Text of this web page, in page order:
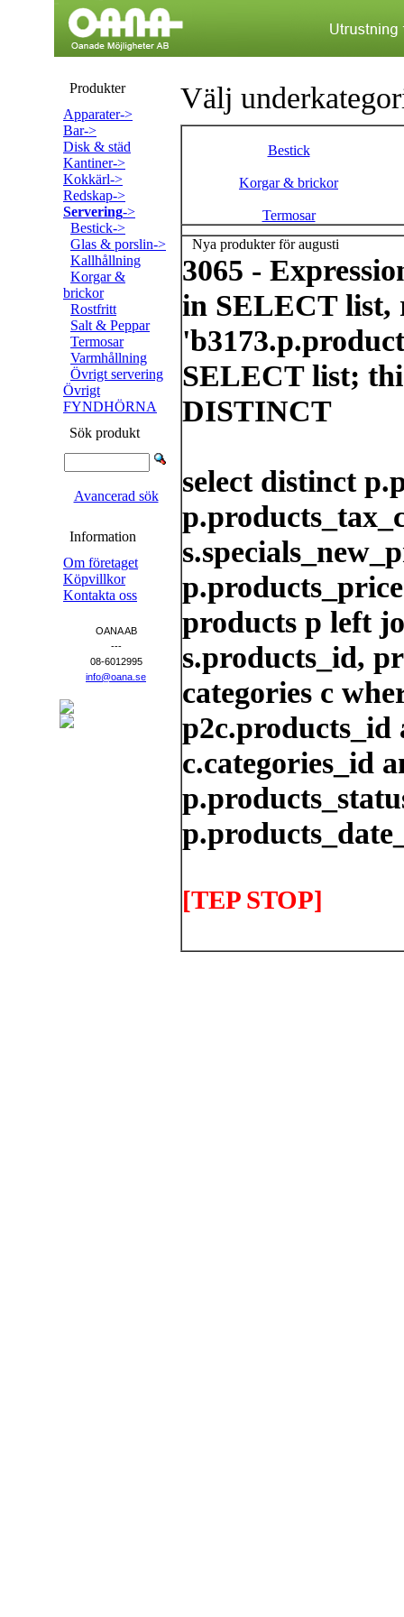
Produkter
Apparater->
Bar->
Disk & städ
Kantiner->
Kokkärl->
Redskap->
Servering->
Bestick->
Glas & porslin->
Kallhållning
Korgar &
brickor
Rostfritt
Salt & Peppar
Termosar
Varmhållning
Övrigt servering
Övrigt
FYNDHÖRNA
Sök produkt
Avancerad sök
Information
Om företaget
Köpvillkor
Kontakta oss
OANA AB
---
08-6012995
info@oana.se
Välj
Bestick
Korgar & brickor
Termosar
Nya produkter för augusti
3065 -
in SELECT list,
SELECT list;
DISTINCT
select distinct
products p left
s.products_id,
categories c
p2c.products_id
c.categories_id
[TEP STOP]